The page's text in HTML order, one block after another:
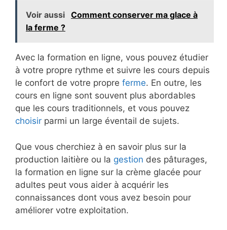
Voir aussi Comment conserver ma glace à
la ferme ?
Avec la formation en ligne, vous pouvez étudier
à votre propre rythme et suivre les cours depuis
le confort de votre propre ferme. En outre, les
cours en ligne sont souvent plus abordables
que les cours traditionnels, et vous pouvez
choisir parmi un large éventail de sujets.
Que vous cherchiez à en savoir plus sur la
production laitière ou la gestion des pâturages,
la formation en ligne sur la crème glacée pour
adultes peut vous aider à acquérir les
connaissances dont vous avez besoin pour
améliorer votre exploitation.